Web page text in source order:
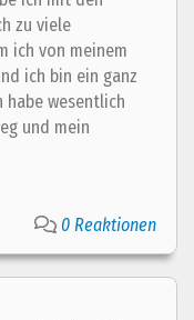
zu viele
ich von meinem
ich bin ein ganz
habe wesentlich
und mein
0 Reaktionen